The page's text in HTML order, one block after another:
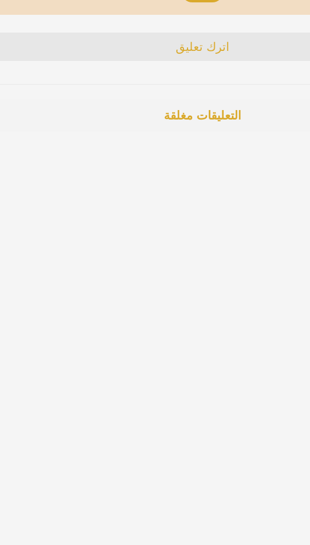
اترك تعليق
التعليقات مغلقة